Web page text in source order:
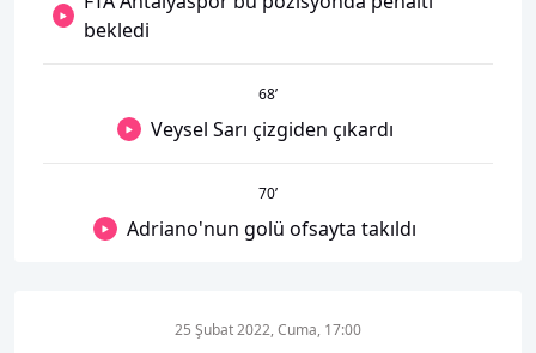
bekledi
68’
Veysel Sarı çizgiden çıkardı
70’
Adriano'nun golü ofsayta takıldı
25 Şubat 2022, Cuma, 17:00